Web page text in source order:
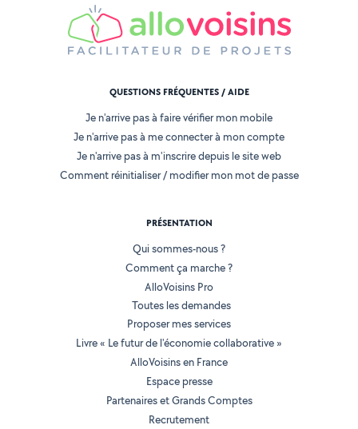
QUESTIONS FRÉQUENTES / AIDE
Je n'arrive pas à faire vérifier mon mobile
Je n'arrive pas à me connecter à mon compte
Je n'arrive pas à m'inscrire depuis le site web
Comment réinitialiser / modifier mon mot de passe
PRÉSENTATION
Qui sommes-nous ?
Comment ça marche ?
AlloVoisins Pro
Toutes les demandes
Proposer mes services
Livre « Le futur de l'économie collaborative »
AlloVoisins en France
Espace presse
Partenaires et Grands Comptes
Recrutement